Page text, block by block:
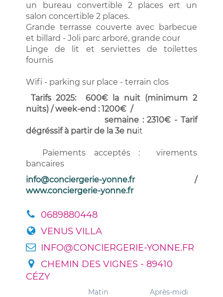
un bureau convertible 2 places ert un
salon concertible 2 places.
Grande terrasse couverte avec barbecue
et billard - Joli parc arboré, grande cour
Linge de lit et serviettes de toilettes
fournis
Wifi - parking sur place - terrain clos
Tarifs 2025: 600€ la nuit (minimum 2
nuits) / week-end : 1200€ /
semaine : 2310€ - Tarif
dégréssif à partir de la 3e nuit
Paiements acceptés : virements
bancaires
info@conciergerie-yonne.fr/
www.conciergerie-yonne.fr
0689880448
VENUS VILLA
INFO@CONCIERGERIE-YONNE.FR
CHEMIN DES VIGNES - 89410
CÉZY
Matin
Après-midi